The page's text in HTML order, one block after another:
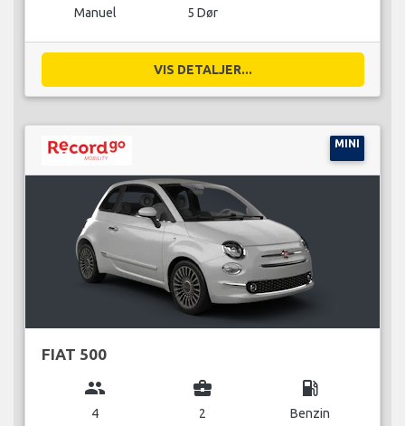
Manuel 5 Dør
VIS DETALJER...
MINI
FIAT 500
group
4
business_center
2
local_gas_station
Benzin